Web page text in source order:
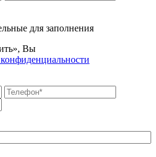
для заполнения
Вы